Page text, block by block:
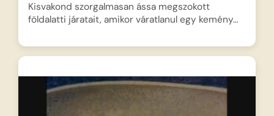
Kisvakond szorgalmasan ássa megszokott
földalatti járatait, amikor váratlanul egy kemény…